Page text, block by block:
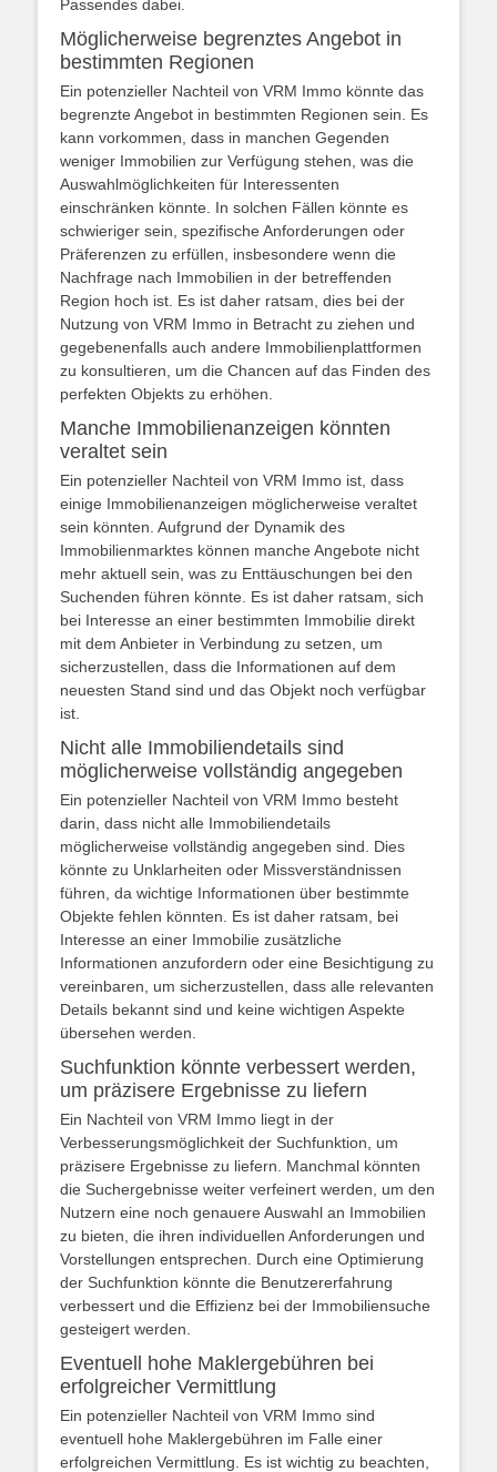
Passendes dabei.
Möglicherweise begrenztes Angebot in
bestimmten Regionen
Ein potenzieller Nachteil von VRM Immo könnte das
begrenzte Angebot in bestimmten Regionen sein. Es
kann vorkommen, dass in manchen Gegenden
weniger Immobilien zur Verfügung stehen, was die
Auswahlmöglichkeiten für Interessenten
einschränken könnte. In solchen Fällen könnte es
schwieriger sein, spezifische Anforderungen oder
Präferenzen zu erfüllen, insbesondere wenn die
Nachfrage nach Immobilien in der betreffenden
Region hoch ist. Es ist daher ratsam, dies bei der
Nutzung von VRM Immo in Betracht zu ziehen und
gegebenenfalls auch andere Immobilienplattformen
zu konsultieren, um die Chancen auf das Finden des
perfekten Objekts zu erhöhen.
Manche Immobilienanzeigen könnten
veraltet sein
Ein potenzieller Nachteil von VRM Immo ist, dass
einige Immobilienanzeigen möglicherweise veraltet
sein könnten. Aufgrund der Dynamik des
Immobilienmarktes können manche Angebote nicht
mehr aktuell sein, was zu Enttäuschungen bei den
Suchenden führen könnte. Es ist daher ratsam, sich
bei Interesse an einer bestimmten Immobilie direkt
mit dem Anbieter in Verbindung zu setzen, um
sicherzustellen, dass die Informationen auf dem
neuesten Stand sind und das Objekt noch verfügbar
ist.
Nicht alle Immobiliendetails sind
möglicherweise vollständig angegeben
Ein potenzieller Nachteil von VRM Immo besteht
darin, dass nicht alle Immobiliendetails
möglicherweise vollständig angegeben sind. Dies
könnte zu Unklarheiten oder Missverständnissen
führen, da wichtige Informationen über bestimmte
Objekte fehlen könnten. Es ist daher ratsam, bei
Interesse an einer Immobilie zusätzliche
Informationen anzufordern oder eine Besichtigung zu
vereinbaren, um sicherzustellen, dass alle relevanten
Details bekannt sind und keine wichtigen Aspekte
übersehen werden.
Suchfunktion könnte verbessert werden,
um präzisere Ergebnisse zu liefern
Ein Nachteil von VRM Immo liegt in der
Verbesserungsmöglichkeit der Suchfunktion, um
präzisere Ergebnisse zu liefern. Manchmal könnten
die Suchergebnisse weiter verfeinert werden, um den
Nutzern eine noch genauere Auswahl an Immobilien
zu bieten, die ihren individuellen Anforderungen und
Vorstellungen entsprechen. Durch eine Optimierung
der Suchfunktion könnte die Benutzererfahrung
verbessert und die Effizienz bei der Immobiliensuche
gesteigert werden.
Eventuell hohe Maklergebühren bei
erfolgreicher Vermittlung
Ein potenzieller Nachteil von VRM Immo sind
eventuell hohe Maklergebühren im Falle einer
erfolgreichen Vermittlung. Es ist wichtig zu beachten,